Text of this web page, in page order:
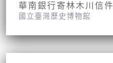
華南銀行寄林木川信件
國立臺灣歷史博物館